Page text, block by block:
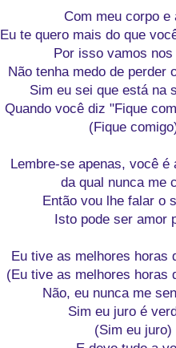
Com meu corpo e
Eu te quero mais do que
Por isso vamos
Não tenha medo de perder
Sim eu sei que está na
Quando você diz "Fique
(Fique
Lembre-se apenas, você é
da qual nunca me
Então vou lhe falar o
Isto pode ser amor
Eu tive as melhores horas
(Eu tive as melhores horas
Não, eu nunca me
Sim eu juro é
(Sim eu juro)